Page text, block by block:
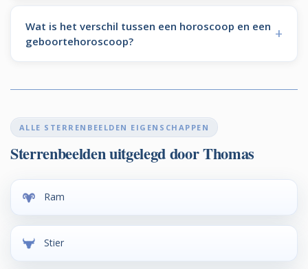
Wat is het verschil tussen een horoscoop en een
geboortehoroscoop?
ALLE STERRENBEELDEN EIGENSCHAPPEN
Sterrenbeelden uitgelegd door Thomas
Ram
Stier